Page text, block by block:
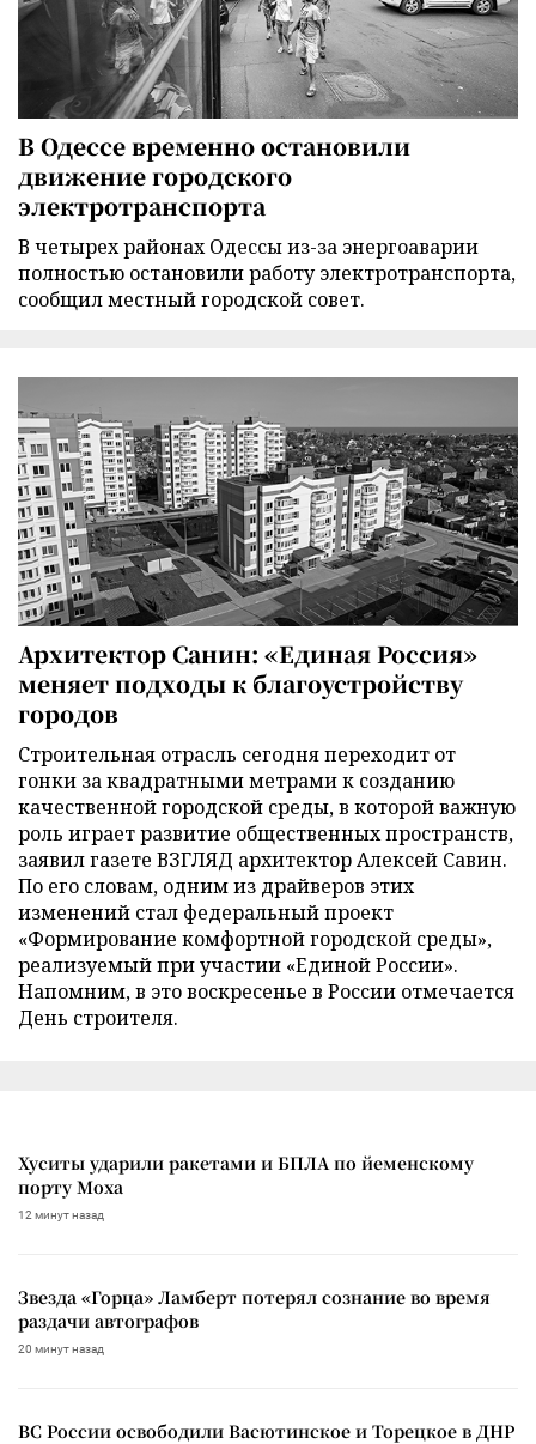
В Одессе временно остановили
движение городского
электротранспорта
В четырех районах Одессы из-за энергоаварии
полностью остановили работу электротранспорта,
сообщил местный городской совет.
Архитектор Санин: «Единая Россия»
меняет подходы к благоустройству
городов
Строительная отрасль сегодня переходит от
гонки за квадратными метрами к созданию
качественной городской среды, в которой важную
роль играет развитие общественных пространств,
заявил газете ВЗГЛЯД архитектор Алексей Савин.
По его словам, одним из драйверов этих
изменений стал федеральный проект
«Формирование комфортной городской среды»,
реализуемый при участии «Единой России».
Напомним, в это воскресенье в России отмечается
День строителя.
Хуситы ударили ракетами и БПЛА по йеменскому
порту Моха
12 минут назад
Звезда «Горца» Ламберт потерял сознание во время
раздачи автографов
20 минут назад
ВС России освободили Васютинское и Торецкое в ДНР